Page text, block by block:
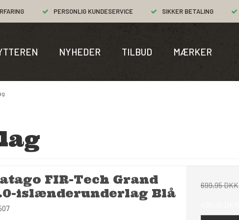
PERSONLIG KUNDESERVICE SIKKER BETALING
NYHEDER TILBUD MÆRKER
FIR-Tech Grand
islænderunderlag Blå
699,95 DKK